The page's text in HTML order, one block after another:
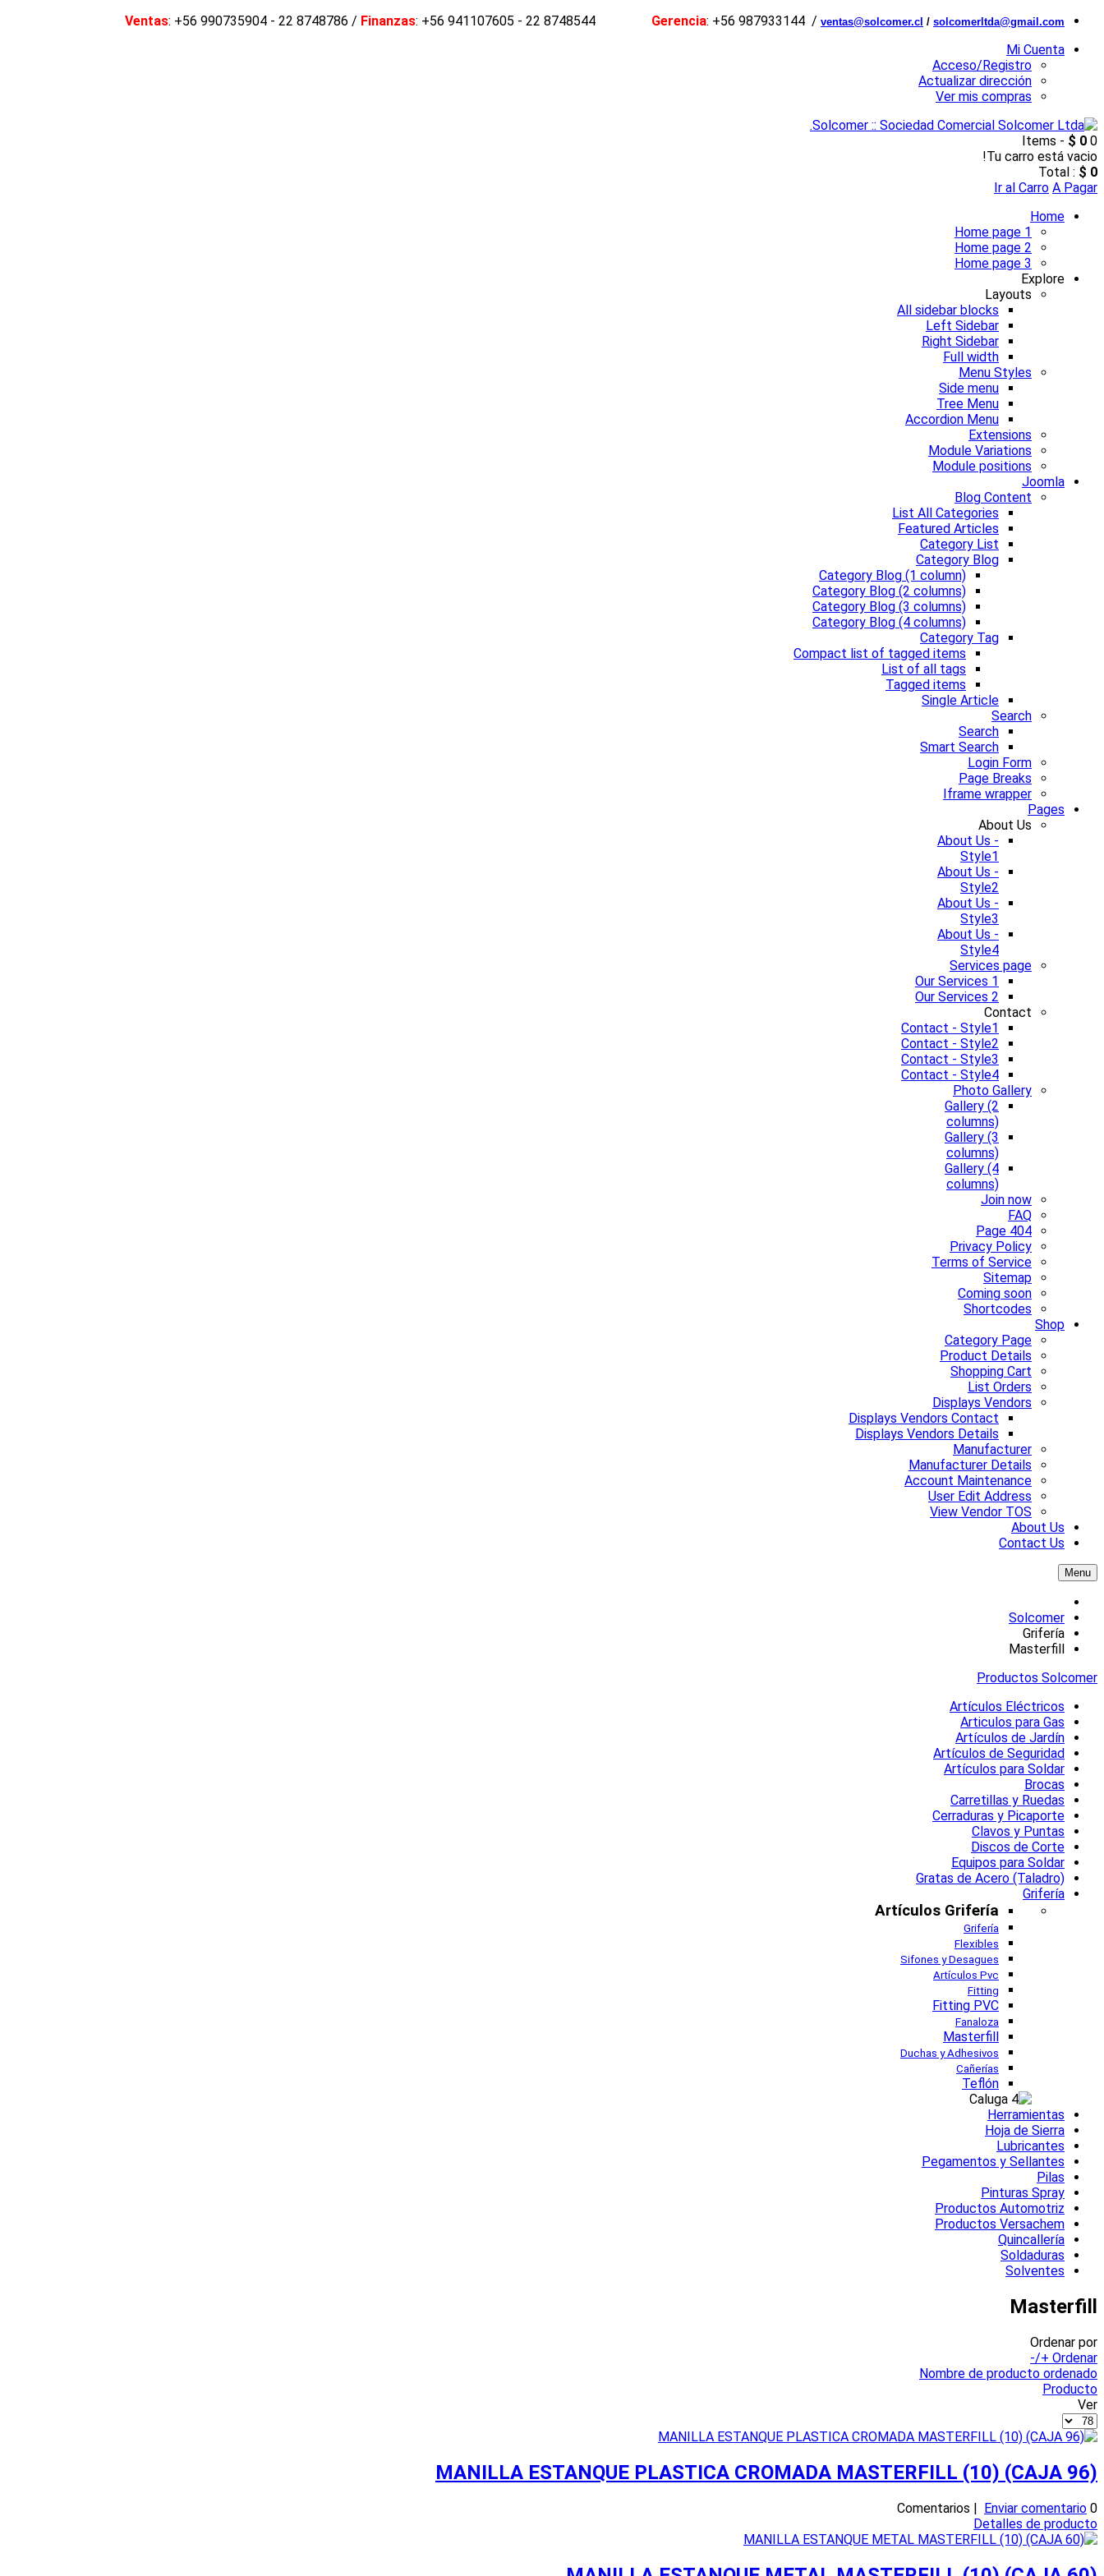
Ventas: +56 990735904 - 22 8748786 / Finanzas: +56 941107605 - 22 8748544 Gerencia: +56 987933144 / ventas@solcomer.cl / solcomerltda@gmail.com
Mi Cuenta
Acceso/Registro
Actualizar dirección
Ver mis compras
0 Items -
$ 0
Tu carro está vacio!
Total : $ 0
Ir al Carro A Pagar
Home
Home page 1
Home page 2
Home page 3
Explore
Layouts
All sidebar blocks
Left Sidebar
Right Sidebar
Full width
Menu Styles
Side menu
Tree Menu
Accordion Menu
Extensions
Module Variations
Module positions
Joomla
Blog Content
List All Categories
Featured Articles
Category List
Category Blog
Category Blog (1 column)
Category Blog (2 columns)
Category Blog (3 columns)
Category Blog (4 columns)
Category Tag
Compact list of tagged items
List of all tags
Tagged items
Single Article
Search
Search
Smart Search
Login Form
Page Breaks
Iframe wrapper
Pages
About Us
About Us -
Style1
About Us -
Style2
About Us -
Style3
About Us -
Style4
Services page
Our Services 1
Our Services 2
Contact
Contact - Style1
Contact - Style2
Contact - Style3
Contact - Style4
Photo Gallery
Gallery (2
columns)
Gallery (3
columns)
Gallery (4
columns)
Join now
FAQ
Page 404
Privacy Policy
Terms of Service
Sitemap
Coming soon
Shortcodes
Shop
Category Page
Product Details
Shopping Cart
List Orders
Displays Vendors
Displays Vendors Contact
Displays Vendors Details
Manufacturer
Manufacturer Details
Account Maintenance
User Edit Address
View Vendor TOS
About Us
Contact Us
Menu
Solcomer
Grifería
Masterfill
Productos Solcomer
Artículos Eléctricos
Articulos para Gas
Artículos de Jardín
Artículos de Seguridad
Artículos para Soldar
Brocas
Carretillas y Ruedas
Cerraduras y Picaporte
Clavos y Puntas
Discos de Corte
Equipos para Soldar
Gratas de Acero (Taladro)
Grifería
Artículos Grifería
Grifería
Flexibles
Sifones y Desagues
Artículos Pvc
Fitting
Fitting PVC
Fanaloza
Masterfill
Duchas y Adhesivos
Cañerías
Teflón
Herramientas
Hoja de Sierra
Lubricantes
Pegamentos y Sellantes
Pilas
Pinturas Spray
Productos Automotriz
Productos Versachem
Quincallería
Soldaduras
Solventes
Masterfill
Ordenar por
Ordenar +/-
Nombre de producto ordenado
Producto
Ver
MANILLA ESTANQUE PLASTICA CROMADA MASTERFILL (10) (CAJA 96)
0 Comentarios |
Enviar comentario
Detalles de producto